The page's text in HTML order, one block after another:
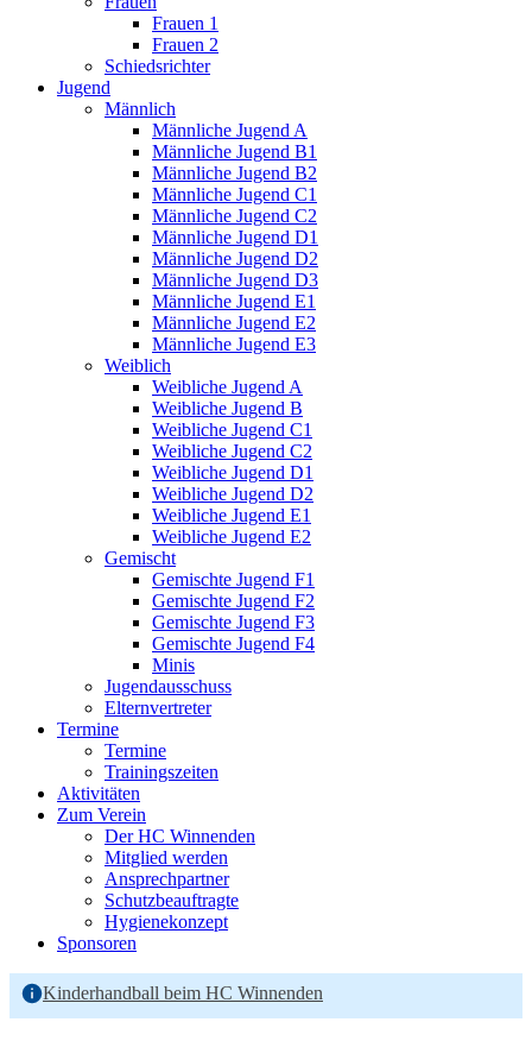
Frauen 1
Frauen 2
Schiedsrichter
Jugend
Männlich
Männliche Jugend A
Männliche Jugend B1
Männliche Jugend B2
Männliche Jugend C1
Männliche Jugend C2
Männliche Jugend D1
Männliche Jugend D2
Männliche Jugend D3
Männliche Jugend E1
Männliche Jugend E2
Männliche Jugend E3
Weiblich
Weibliche Jugend A
Weibliche Jugend B
Weibliche Jugend C1
Weibliche Jugend C2
Weibliche Jugend D1
Weibliche Jugend D2
Weibliche Jugend E1
Weibliche Jugend E2
Gemischt
Gemischte Jugend F1
Gemischte Jugend F2
Gemischte Jugend F3
Gemischte Jugend F4
Minis
Jugendausschuss
Elternvertreter
Termine
Termine
Trainingszeiten
Aktivitäten
Zum Verein
Der HC Winnenden
Mitglied werden
Ansprechpartner
Schutzbeauftragte
Hygienekonzept
Sponsoren
Kinderhandball beim HC Winnenden